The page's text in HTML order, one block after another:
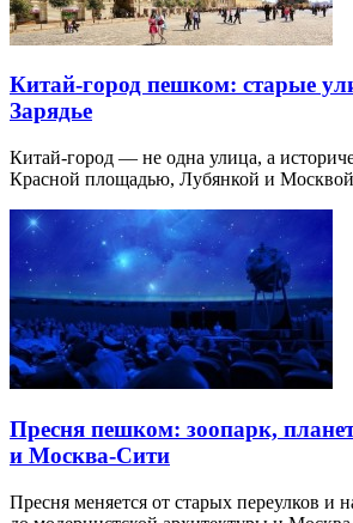
Китай-город пешком: старые
Зарядье
Китай-город — не одна улица, а
Красной площадью, Лубянкой и
Пресня пешком: зоопарк,
и Москва-Сити
Пресня меняется от старых переулков и